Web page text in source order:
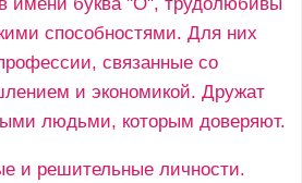
способностями. Для них
связанные со
и экономикой. Дружат
людьми, которым доверяют.
и решительные личности.